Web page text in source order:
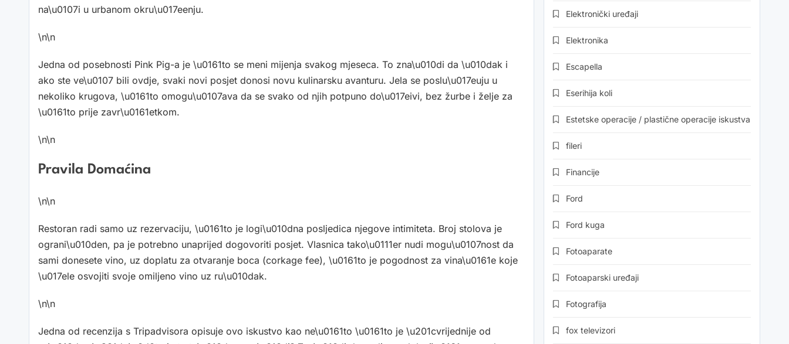
na\u0107i u urbanom okru\u017eenju.
\n\n
Jedna od posebnosti Pink Pig-a je \u0161to se meni mijenja svakog mjeseca. To zna\u010di da \u010dak i
ako ste ve\u0107 bili ovdje, svaki novi posjet donosi novu kulinarsku avanturu. Jela se poslu\u017euju u
nekoliko krugova, \u0161to omogu\u0107ava da se svako od njih potpuno do\u017eivi, bez žurbe i želje za
\u0161to prije zavr\u0161etkom.
\n\n
Pravila Domaćina
\n\n
Restoran radi samo uz rezervaciju, \u0161to je logi\u010dna posljedica njegove intimiteta. Broj stolova je
ograni\u010den, pa je potrebno unaprijed dogovoriti posjet. Vlasnica tako\u0111er nudi mogu\u0107nost da
sami donesete vino, uz doplatu za otvaranje boca (corkage fee), \u0161to je pogodnost za vina\u0161e koje
\u017ele osvojiti svoje omiljeno vino uz ru\u010dak.
\n\n
Jedna od recenzija s Tripadvisora opisuje ovo iskustvo kao ne\u0161to \u0161to je \u201cvrijednije od
Elektronički uređaji
Elektronika
Escapella
Eserihija koli
Estetske operacije / plastične operacije iskustva
fileri
Financije
Ford
Ford kuga
Fotoaparate
Fotoaparski uređaji
Fotografija
fox televizori